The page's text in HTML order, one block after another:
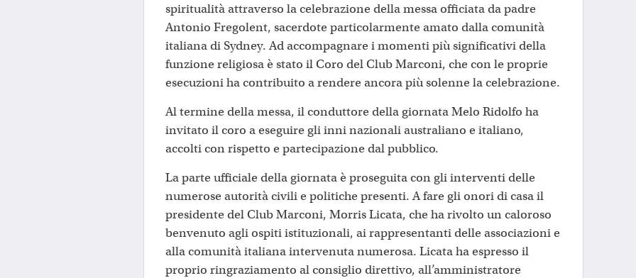
spiritualità attraverso la celebrazione della messa officiata da padre
Antonio Fregolent, sacerdote particolarmente amato dalla comunità
italiana di Sydney. Ad accompagnare i momenti più significativi della
funzione religiosa è stato il Coro del Club Marconi, che con le proprie
esecuzioni ha contribuito a rendere ancora più solenne la celebrazione.
Al termine della messa, il conduttore della giornata Melo Ridolfo ha
invitato il coro a eseguire gli inni nazionali australiano e italiano,
accolti con rispetto e partecipazione dal pubblico.
La parte ufficiale della giornata è proseguita con gli interventi delle
numerose autorità civili e politiche presenti. A fare gli onori di casa il
presidente del Club Marconi, Morris Licata, che ha rivolto un caloroso
benvenuto agli ospiti istituzionali, ai rappresentanti delle associazioni e
alla comunità italiana intervenuta numerosa. Licata ha espresso il
proprio ringraziamento al consiglio direttivo, all’amministratore